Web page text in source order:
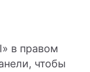
в правом
чтобы